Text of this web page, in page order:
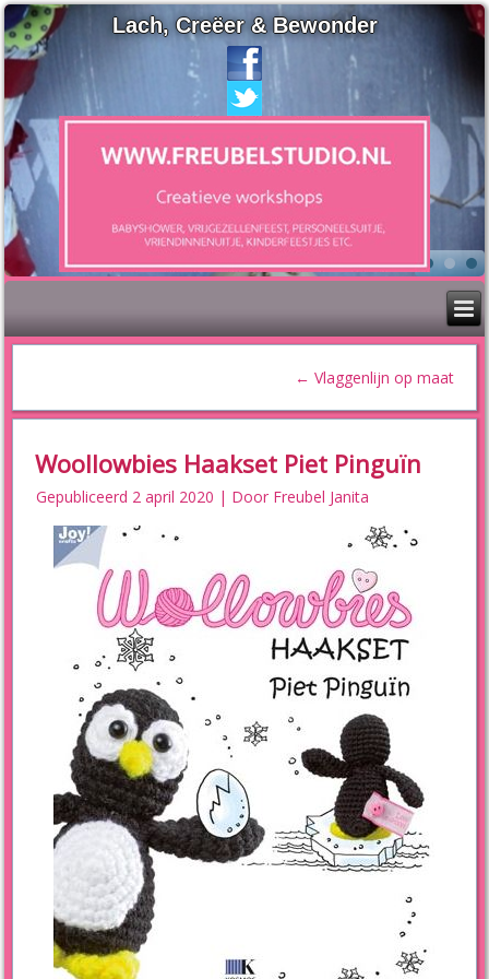
Lach, Creëer & Bewonder
← Vlaggenlijn op maat
Woollowbies Haakset Piet Pinguïn
Gepubliceerd 2 april 2020 | Door Freubel Janita